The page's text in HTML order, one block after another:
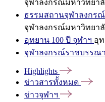
จุฬาลงกรณ์มหาวิทยา
ธรรมสถานจุฬาลงกร
จุฬาลงกรณ์มหาวิทยา
อุทยาน 100 ปี จุฬาฯ อุ
จุฬาลงกรณ์ราชบรรณ
Highlights
ข่าวสารทั้งหมด
ข่าวจุฬาฯ